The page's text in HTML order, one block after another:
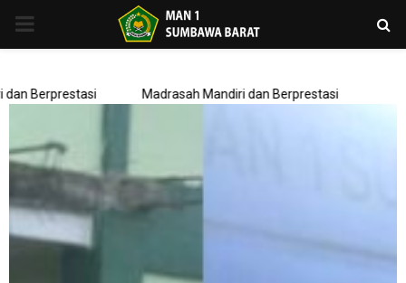
PRIMARY
Berprestasi Madrasah Mandiri dan Berprestasi